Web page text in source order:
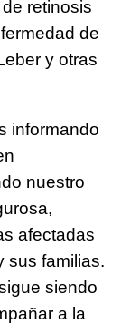
retinosis
de
y otras
informando
nuestro
afectadas
sus familias.
siendo
a la